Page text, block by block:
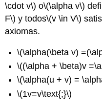
\cdot v\) o\(\alpha v\)
F\) y todos\(v \in V\)
axiomas.
\(\alpha(\beta v)
\((\alpha + \beta)v
\(\alpha(u + v) =
\(1v=v\text{;}\)